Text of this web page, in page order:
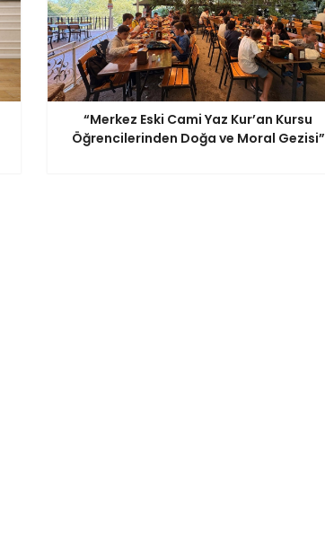
“Merkez Eski Cami Yaz Kur’an Kursu
Öğrencilerinden Doğa ve Moral Gezisi”